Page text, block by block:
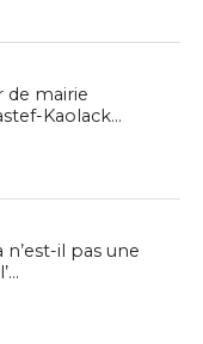
de mairie
Kaolack...
il pas une